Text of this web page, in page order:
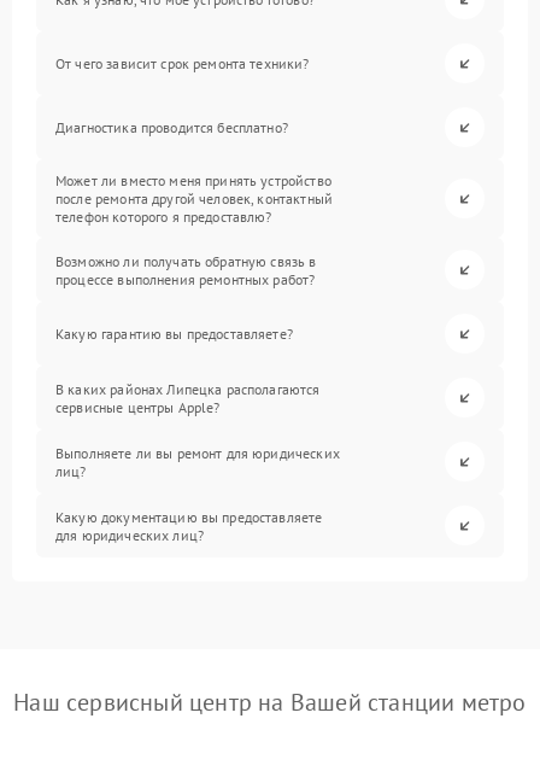
От чего зависит срок ремонта техники?
Диагностика проводится бесплатно?
Может ли вместо меня принять устройство
после ремонта другой человек, контактный
телефон которого я предоставлю?
Возможно ли получать обратную связь в
процессе выполнения ремонтных работ?
Какую гарантию вы предоставляете?
В каких районах Липецка располагаются
сервисные центры Apple?
Выполняете ли вы ремонт для юридических
лиц?
Какую документацию вы предоставляете
для юридических лиц?
Наш сервисный центр на Вашей станции метро